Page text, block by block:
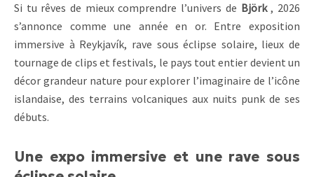
Si tu rêves de mieux comprendre l’univers de Björk, 2026
s’annonce comme une année en or. Entre exposition
immersive à Reykjavík, rave sous éclipse solaire, lieux de
tournage de clips et festivals, le pays tout entier devient un
décor grandeur nature pour explorer l’imaginaire de l’icône
islandaise, des terrains volcaniques aux nuits punk de ses
débuts.
Une expo immersive et une rave sous